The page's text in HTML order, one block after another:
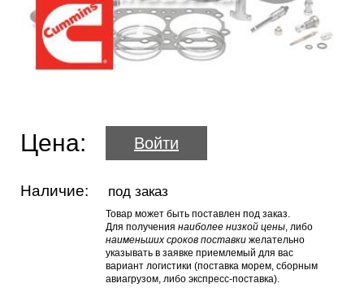
Цена: Войти
Наличие: под заказ
Товар может быть поставлен под заказ.
Для получения наиболее низкой цены, либо
наименьших сроков поставки желательно
указывать в заявке приемлемый для вас
вариант логистики (поставка морем, сборным
авиагрузом, либо экспресс-поставка).